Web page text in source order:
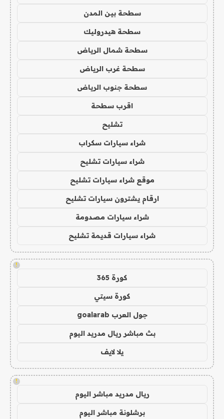
سطحة بين المدن
سطحة هيدروليك
سطحة شمال الرياض
سطحة غرب الرياض
سطحة جنوب الرياض
اقرب سطحة
تشليح
شراء سيارات سكراب
شراء سيارات تشليح
موقع شراء سيارات تشليح
ارقام يشترون سيارات تشليح
شراء سيارات مصدومة
شراء سيارات قديمة تشليح
!
كورة 365
كورة سيتي
جول العرب goalarab
بث مباشر ريال مدريد اليوم
يلا لايف
!
ريال مدريد مباشر اليوم
برشلونة مباشر اليوم